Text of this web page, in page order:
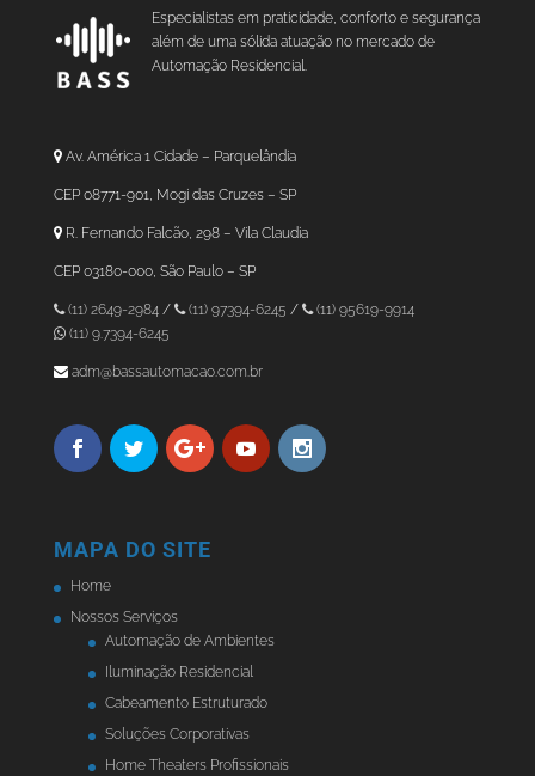
Especialistas em praticidade, conforto e segurança
além de uma sólida atuação no mercado de
Automação Residencial.
Av. América 1 Cidade – Parquelândia
CEP 08771-901, Mogi das Cruzes – SP
R. Fernando Falcão, 298 – Vila Claudia
CEP 03180-000, São Paulo – SP
(11) 2649-2984 / (11) 97394-6245 /
(11) 95619-9914
(11) 9.7394-6245
adm@bassautomacao.com.br
MAPA DO SITE
Home
Nossos Serviços
Automação de Ambientes
Iluminação Residencial
Cabeamento Estruturado
Soluções Corporativas
Home Theaters Profissionais